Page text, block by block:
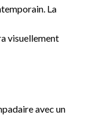
La
visuellement
avec un